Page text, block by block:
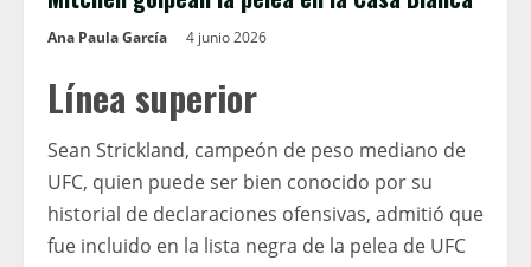
Ana Paula García 4 junio 2026
Línea superior
Sean Strickland, campeón de peso mediano de
UFC, quien puede ser bien conocido por su
historial de declaraciones ofensivas, admitió que
fue incluido en la lista negra de la pelea de UFC